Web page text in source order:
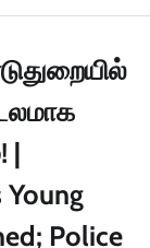
|
Police